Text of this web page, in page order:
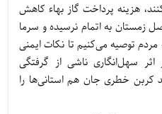
هزینه پرداخت گاز بهاء کاهش
زمستان به اتمام نرسیده و سرما
توصیه می‌کنیم تا نکات ایمنی
اثر سهل‌انگاری ناشی از گرفتگی
کربن خطری جان هم استانی‌ها را